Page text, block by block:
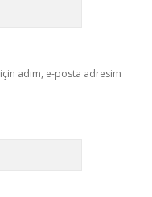
adım, e-posta adresim